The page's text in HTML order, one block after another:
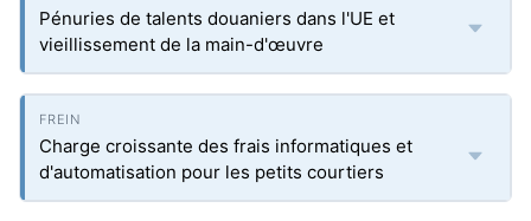
Pénuries de talents douaniers dans l'UE et
vieillissement de la main-d'œuvre
Charge croissante des frais informatiques et
d'automatisation pour les petits courtiers